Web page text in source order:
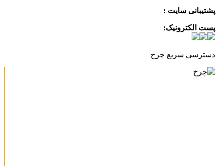
پشتیبانی سایت :
پست الکترونیک:
دسترسی سریع چرخ